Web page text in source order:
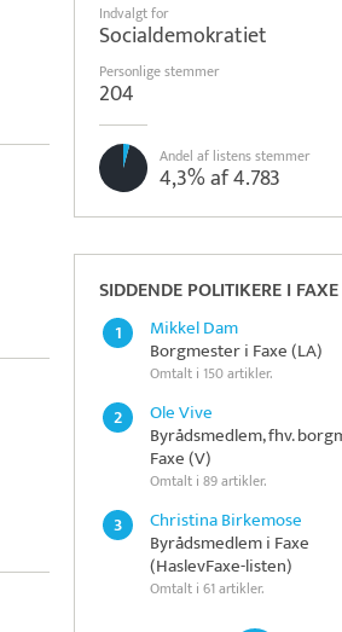
Indvalgt for
Socialdemokratiet
Personlige stemmer
204
Andel af listens stemmer
4,3% af 4.783
SIDDENDE POLITIKERE I FAXE
1 Mikkel Dam
Borgmester i Faxe (LA)
Omtalt i 150 artikler.
2 Ole Vive
Byrådsmedlem, fhv.
Faxe (V)
Omtalt i 89 artikler.
3 Christina Birkemose
Byrådsmedlem i Faxe
(HaslevFaxe-listen)
Omtalt i 61 artikler.